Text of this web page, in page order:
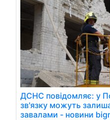
ДСНС повідомляє: у
зв'язку можуть
завалами - новини